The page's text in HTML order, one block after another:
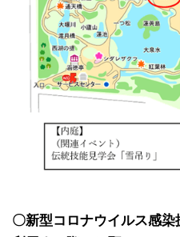
〇新型コロナウイルス感